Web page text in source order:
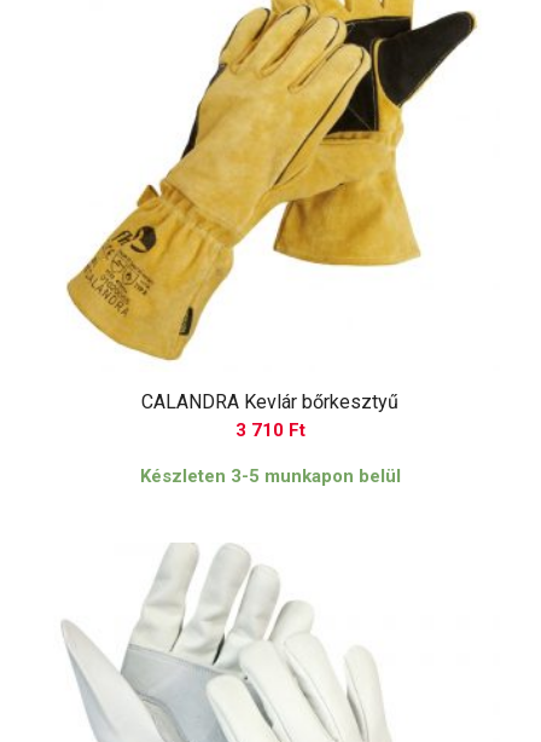
CALANDRA Kevlár bőrkesztyű
3 710 Ft
Készleten 3-5 munkapon belül